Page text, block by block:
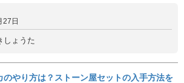
27日
しょうた
のやり方は？ストーン屋セットの入手方法を